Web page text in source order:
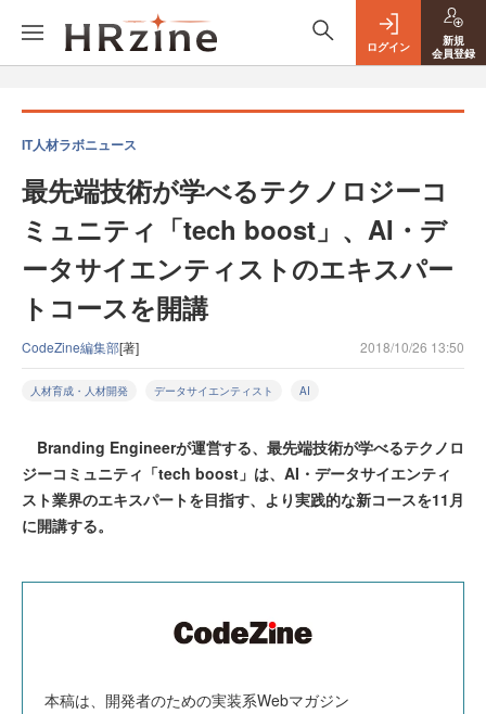
ログイン
新規
会員登録
IT人材ラボニュース
最先端技術が学べるテクノロジーコ
ミュニティ「tech boost」、AI・デ
ータサイエンティストのエキスパー
トコースを開講
CodeZine編集部[著] 2018/10/26 13:50
人材育成・人材開発 データサイエンティスト AI
Branding Engineerが運営する、最先端技術が学べるテクノロ
ジーコミュニティ「tech boost」は、AI・データサイエンティ
スト業界のエキスパートを目指す、より実践的な新コースを11月
に開講する。
本稿は、開発者のための実装系Webマガジン